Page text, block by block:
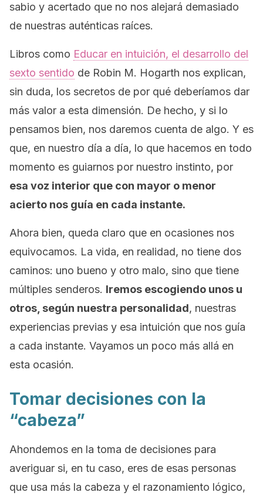
sabio y acertado que no nos alejará demasiado
de nuestras auténticas raíces.
Libros como Educar en intuición, el desarrollo del
sexto sentido de Robin M. Hogarth nos explican,
sin duda, los secretos de por qué deberíamos dar
más valor a esta dimensión. De hecho, y si lo
pensamos bien, nos daremos cuenta de algo. Y es
que, en nuestro día a día, lo que hacemos en todo
momento es guiarnos por nuestro instinto, por
esa voz interior que con mayor o menor
acierto nos guía en cada instante.
Ahora bien, queda claro que en ocasiones nos
equivocamos. La vida, en realidad, no tiene dos
caminos: uno bueno y otro malo, sino que tiene
múltiples senderos. Iremos escogiendo unos u
otros, según nuestra personalidad, nuestras
experiencias previas y esa intuición que nos guía
a cada instante. Vayamos un poco más allá en
esta ocasión.
Tomar decisiones con la
“cabeza”
Ahondemos en la toma de decisiones para
averiguar si, en tu caso, eres de esas personas
que usa más la cabeza y el razonamiento lógico,